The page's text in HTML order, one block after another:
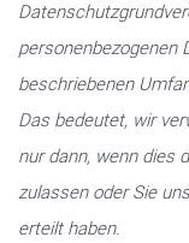
personenbezogenen
beschriebenen
Das bedeutet, wir
nur dann, wenn dies
zulassen oder Sie
erteilt haben.